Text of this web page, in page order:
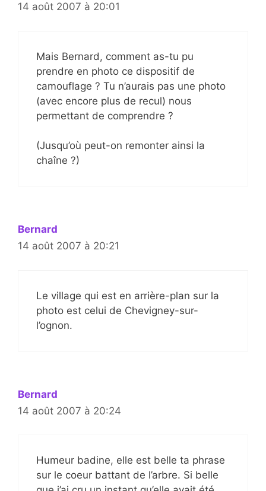
14 août 2007 à 20:01
Mais Bernard, comment as-tu pu
prendre en photo ce dispositif de
camouflage ? Tu n’aurais pas une photo
(avec encore plus de recul) nous
permettant de comprendre ?
(Jusqu’où peut-on remonter ainsi la
chaîne ?)
Bernard
14 août 2007 à 20:21
Le village qui est en arrière-plan sur la
photo est celui de Chevigney-sur-
l’ognon.
Bernard
14 août 2007 à 20:24
Humeur badine, elle est belle ta phrase
sur le coeur battant de l’arbre. Si belle